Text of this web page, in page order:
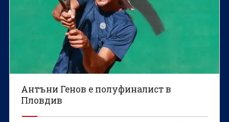
Антъни Генов е полуфиналист в
Пловдив